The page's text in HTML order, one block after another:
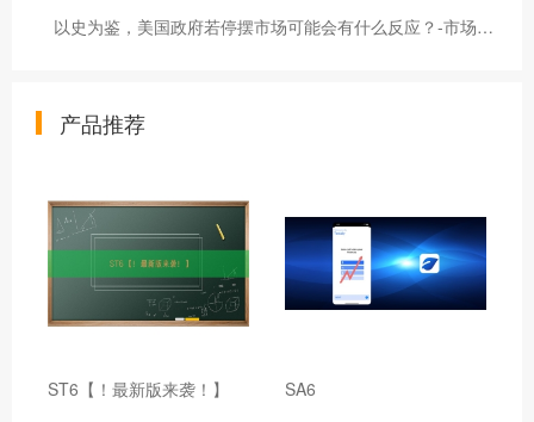
以史为鉴，美国政府若停摆市场可能会有什么反应？-市场参考-晟峰科技数据
产品推荐
ST6【！最新版来袭！】 SA6